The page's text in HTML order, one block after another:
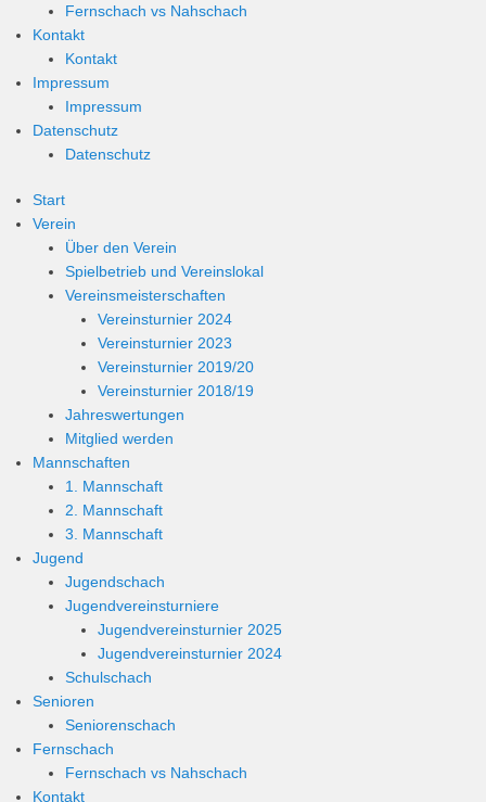
Fernschach vs Nahschach
Kontakt
Kontakt
Impressum
Impressum
Datenschutz
Datenschutz
Start
Verein
Über den Verein
Spielbetrieb und Vereinslokal
Vereinsmeisterschaften
Vereinsturnier 2024
Vereinsturnier 2023
Vereinsturnier 2019/20
Vereinsturnier 2018/19
Jahreswertungen
Mitglied werden
Mannschaften
1. Mannschaft
2. Mannschaft
3. Mannschaft
Jugend
Jugendschach
Jugendvereinsturniere
Jugendvereinsturnier 2025
Jugendvereinsturnier 2024
Schulschach
Senioren
Seniorenschach
Fernschach
Fernschach vs Nahschach
Kontakt